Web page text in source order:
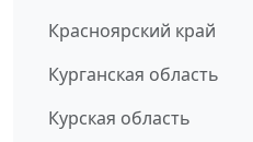
Красноярский край
Курганская область
Курская область